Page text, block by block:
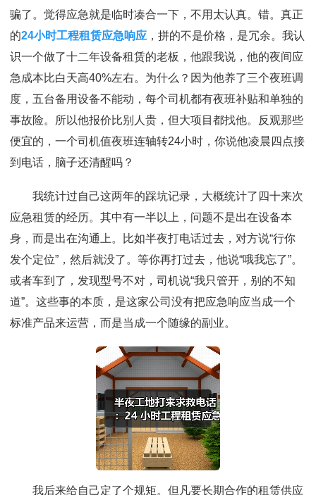
骗了。觉得应急就是临时凑合一下，不用太认真。错。真正
的24小时工程租赁应急响应 ，拼的不是价格，是冗余。我认
识一个做了十二年设备租赁的老板，他跟我说，他的夜间应
急成本比白天高40%左右。为什么？因为他养了三个夜班调
度，五台备用设备不能动，每个司机都有夜班补贴和单独的
事故险。所以他报价比别人贵，但大项目都找他。反观那些
便宜的，一个司机值夜班连轴转24小时，你说他凌晨四点接
到电话，脑子还清醒吗？
我统计过自己这两年的踩坑记录，大概统计了四十来次
应急租赁的经历。其中有一半以上，问题不是出在设备本
身，而是出在沟通上。比如半夜打电话过去，对方说“行你
发个定位”，然后就没了。等你再打过去，他说“哦我忘了”。
或者车到了，发现型号不对，司机说“我只管开，别的不知
道”。这些事的本质，是这家公司没有把应急响应当成一个
标准产品来运营，而是当成一个随缘的副业。
我后来给自己定了个规矩。但凡要长期合作的租赁供应